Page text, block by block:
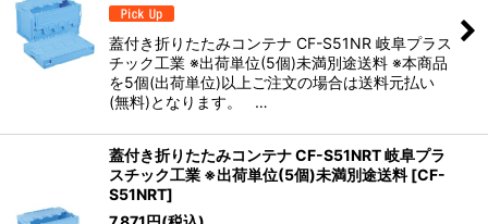
蓋付き折りたたみコンテナ CF-S51NR 岐阜プラス
チック工業 ※出荷単位(5個)未満別途送料 ※本商品
を5個(出荷単位)以上ご注文の場合は送料元払い
(無料)となります。 …
蓋付き折りたたみコンテナ CF-S51NRT 岐阜プラ
スチック工業 ※出荷単位(5個)未満別途送料 [CF-
S51NRT]